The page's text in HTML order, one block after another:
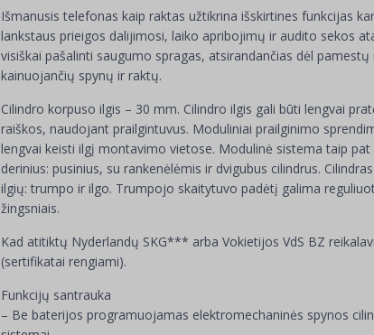
Išmanusis telefonas kaip raktas užtikrina išskirtines funkcijas
lankstaus prieigos dalijimosi, laiko apribojimų ir audito sekos
visiškai pašalinti saugumo spragas, atsirandančias dėl
kainuojančių spynų ir raktų.
Cilindro korpuso ilgis – 30 mm. Cilindro ilgis gali būti lengvai
raiškos, naudojant prailgintuvus. Moduliniai prailginimo
lengvai keisti ilgį montavimo vietose. Modulinė sistema taip
derinius: pusinius, su rankenėlėmis ir dvigubus cilindrus.
ilgių: trumpo ir ilgo. Trumpojo skaitytuvo padėtį galima
žingsniais.
Kad atitiktų Nyderlandų SKG*** arba Vokietijos VdS BZ
(sertifikatai rengiami).
Funkcijų santrauka
– Be baterijos programuojamas elektromechaninės spynos